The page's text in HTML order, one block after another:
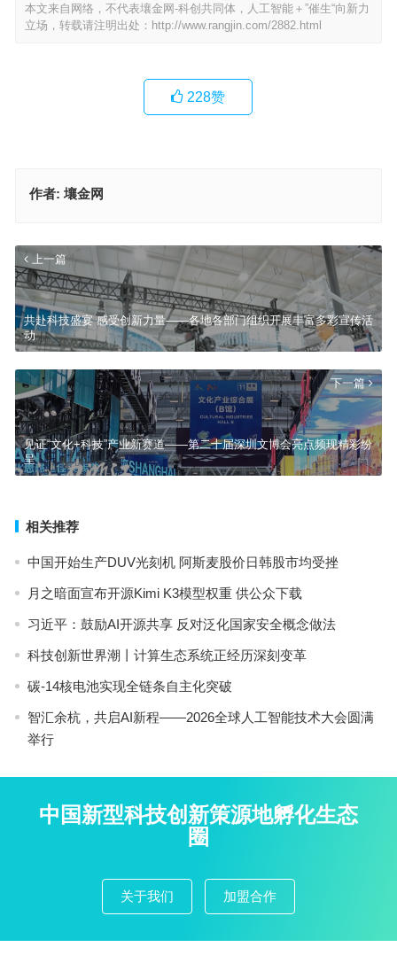
本文来自网络，不代表壤金网-科创共同体，人工智能＋”催生“向新力
立场，转载请注明出处： http://www.rangjin.com/2882.html
228赞
作者: 壤金网
上一篇
共赴科技盛宴 感受创新力量——各地各部门组织开展丰富多彩宣传活
动
下一篇
见证“文化+科技”产业新赛道——第二十届深圳文博会亮点频现精彩纷
呈
相关推荐
中国开始生产DUV光刻机 阿斯麦股价日韩股市均受挫
月之暗面宣布开源Kimi K3模型权重 供公众下载
习近平：鼓励AI开源共享 反对泛化国家安全概念做法
科技创新世界潮丨计算生态系统正经历深刻变革
碳-14核电池实现全链条自主化突破
智汇余杭，共启AI新程——2026全球人工智能技术大会圆满
举行
中国新型科技创新策源地孵化生态
圈
关于我们 加盟合作